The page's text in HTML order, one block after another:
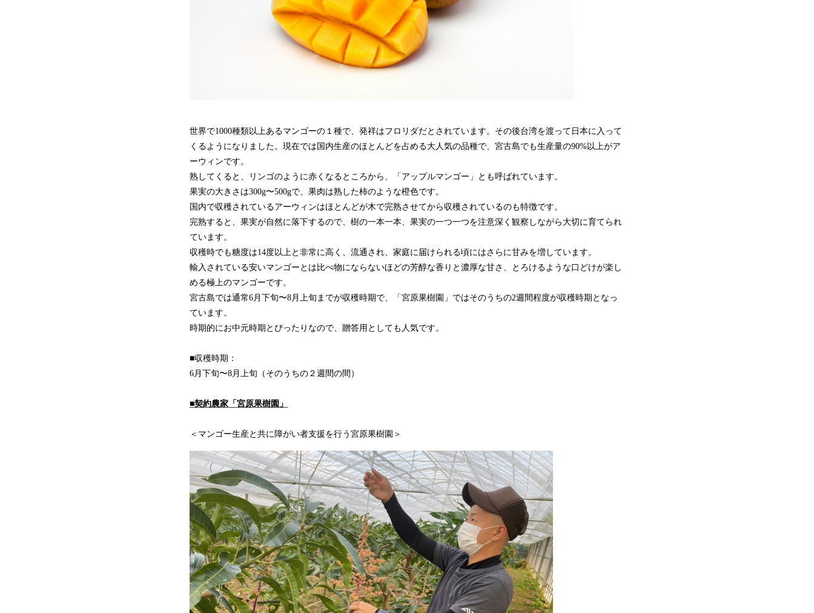
世界で1000種類以上あるマンゴーの１種で、発祥はフロリダだとされています。その後台湾を渡って日本に入って
くるようになりました。現在では国内生産のほとんどを占める大人気の品種で、宮古島でも生産量の90%以上がア
ーウィンです。
熟してくると、リンゴのように赤くなるところから、「アップルマンゴー」とも呼ばれています。
果実の大きさは300g〜500gで、果肉は熟した柿のような橙色です。
国内で収穫されているアーウィンはほとんどが木で完熟させてから収穫されているのも特徴です。
完熟すると、果実が自然に落下するので、樹の一本一本、果実の一つ一つを注意深く観察しながら大切に育てられ
ています。
収穫時でも糖度は14度以上と非常に高く、流通され、家庭に届けられる頃にはさらに甘みを増しています。
輸入されている安いマンゴーとは比べ物にならないほどの芳醇な香りと濃厚な甘さ、とろけるような口どけが楽し
める極上のマンゴーです。
宮古島では通常6月下旬〜8月上旬までが収穫時期で、「宮原果樹園」ではそのうちの2週間程度が収穫時期となっ
ています。
時期的にお中元時期とぴったりなので、贈答用としても人気です。
■収穫時期：
6月下旬〜8月上旬（そのうちの２週間の間）
■契約農家「宮原果樹園」
＜マンゴー生産と共に障がい者支援を行う宮原果樹園＞